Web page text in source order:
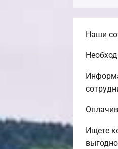
Наши
Ищете